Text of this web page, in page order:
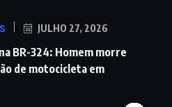
JULHO 27, 2026
BR-324: Homem morre
de motocicleta em